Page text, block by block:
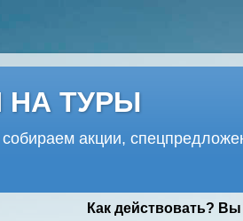
НА ТУРЫ
акции,
Как действовать?